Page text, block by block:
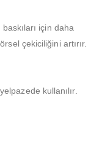
için daha
çekiciliğini artırır.
kullanılır.